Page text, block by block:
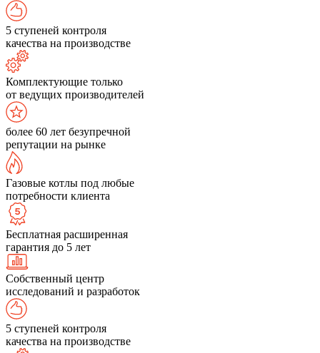
5 ступеней контроля
качества на производстве
Комплектующие только
от ведущих производителей
более 60 лет безупречной
репутации на рынке
Газовые котлы под любые
потребности клиента
Бесплатная расширенная
гарантия до 5 лет
Собственный центр
исследований и разработок
5 ступеней контроля
качества на производстве